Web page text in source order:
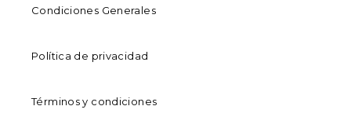
Condiciones Generales
Política de privacidad
Términos y condiciones